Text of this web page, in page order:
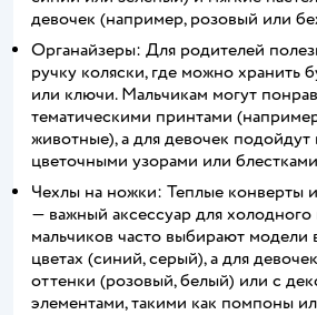
девочек (например, розовый или
Органайзеры: Для родителей
ручку коляски, где можно хранить
или ключи. Мальчикам могут
тематическими принтами
животные), а для девочек подойдут
цветочными узорами или
Чехлы на ножки: Теплые конверты
— важный аксессуар для
мальчиков часто выбирают модели
цветах (синий, серый), а для
оттенки (розовый, белый) или с
элементами, такими как помпоны